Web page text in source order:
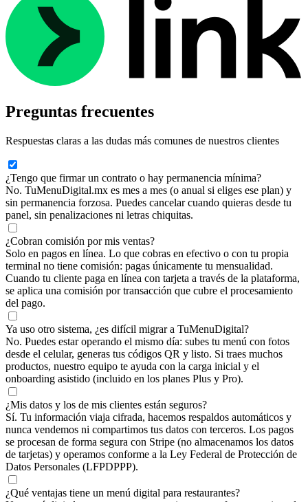
Preguntas frecuentes
Respuestas claras a las dudas más comunes de nuestros clientes
¿Tengo que firmar un contrato o hay permanencia mínima?
No. TuMenuDigital.mx es mes a mes (o anual si eliges ese plan) y
sin permanencia forzosa. Puedes cancelar cuando quieras desde tu
panel, sin penalizaciones ni letras chiquitas.
¿Cobran comisión por mis ventas?
Solo en pagos en línea. Lo que cobras en efectivo o con tu propia
terminal no tiene comisión: pagas únicamente tu mensualidad.
Cuando tu cliente paga en línea con tarjeta a través de la plataforma,
se aplica una comisión por transacción que cubre el procesamiento
del pago.
Ya uso otro sistema, ¿es difícil migrar a TuMenuDigital?
No. Puedes estar operando el mismo día: subes tu menú con fotos
desde el celular, generas tus códigos QR y listo. Si traes muchos
productos, nuestro equipo te ayuda con la carga inicial y el
onboarding asistido (incluido en los planes Plus y Pro).
¿Mis datos y los de mis clientes están seguros?
Sí. Tu información viaja cifrada, hacemos respaldos automáticos y
nunca vendemos ni compartimos tus datos con terceros. Los pagos
se procesan de forma segura con Stripe (no almacenamos los datos
de tarjetas) y operamos conforme a la Ley Federal de Protección de
Datos Personales (LFPDPPP).
¿Qué ventajas tiene un menú digital para restaurantes?